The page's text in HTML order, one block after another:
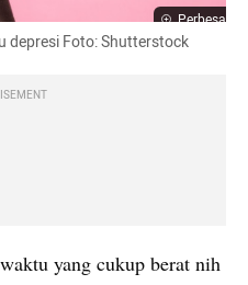
Perbesar
depresi Foto: Shutterstock
yang cukup berat nih